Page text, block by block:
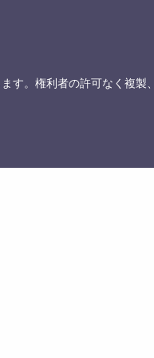
。権利者の許可なく複製